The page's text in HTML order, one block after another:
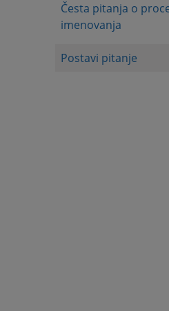
Česta pitanja o
imenovanja
Postavi pitanje